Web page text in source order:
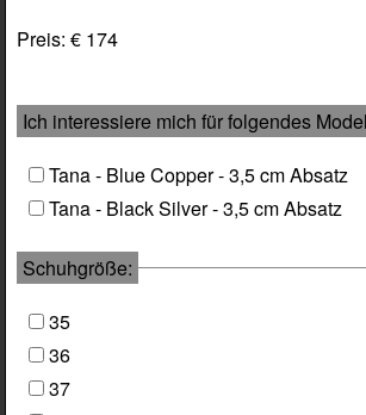
Preis: € 174
Ich interessiere mich für folgendes
Tana - Blue Copper - 3,5 cm Absatz
Tana - Black Silver - 3,5 cm Absatz
Schuhgröße:
35
36
37